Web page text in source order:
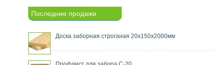
Последние продажи
Доска заборная строганая 20х150х2000мм